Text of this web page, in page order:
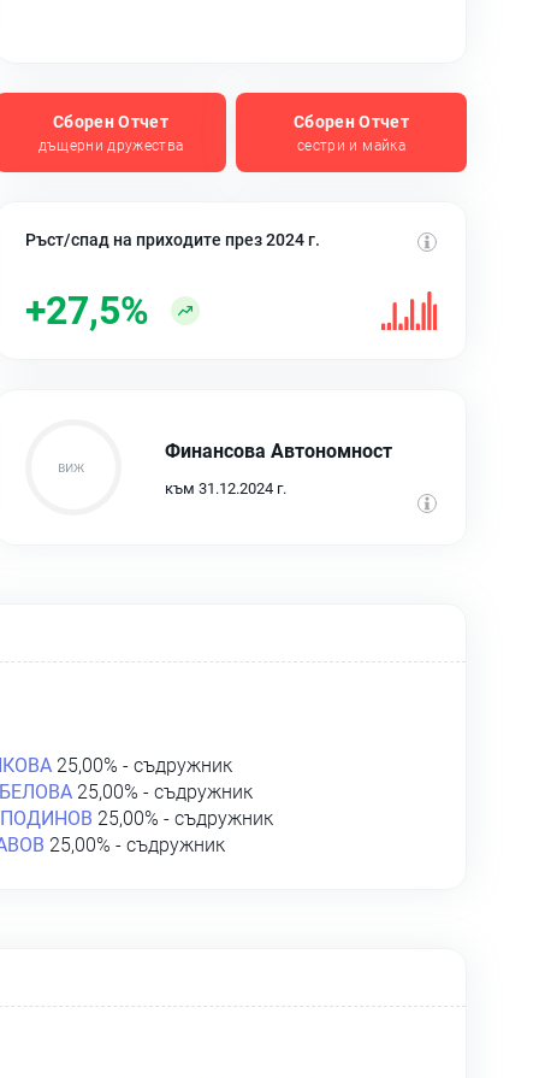
Сборен Отчет
дъщерни дружества
Сборен Отчет
сестри и майка
Ръст/спад на приходите през 2024 г.
+27,5%
Финансова Автономност
към 31.12.2024 г.
25,00% - съдружник
25,00% - съдружник
25,00% - съдружник
25,00% - съдружник